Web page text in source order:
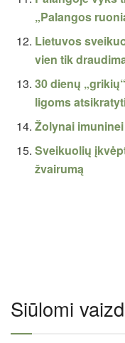
„Palangos
Lietuvos
vien tik
30 dienų
ligoms
Žolynai
Sveikuolių
žvairumą
Siūlomi